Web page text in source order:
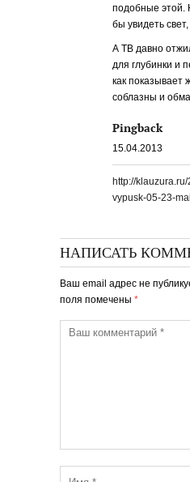
подобные этой.
бы увидеть
А ТВ давно
для глубинки и
как показывает
соблазны и
Pingback
15.04.2013
http://
vypusk-05-23-
НАПИСАТЬ
Ваш email адрес не
поля помечены *